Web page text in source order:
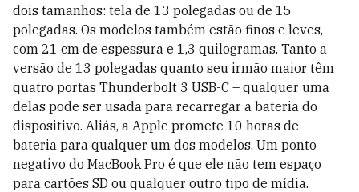
dois tamanhos: tela de 13 polegadas ou de 15
polegadas. Os modelos também estão finos e leves,
com 21 cm de espessura e 1,3 quilogramas. Tanto a
versão de 13 polegadas quanto seu irmão maior têm
quatro portas Thunderbolt 3 USB-C – qualquer uma
delas pode ser usada para recarregar a bateria do
dispositivo. Aliás, a Apple promete 10 horas de
bateria para qualquer um dos modelos. Um ponto
negativo do MacBook Pro é que ele não tem espaço
para cartões SD ou qualquer outro tipo de mídia.